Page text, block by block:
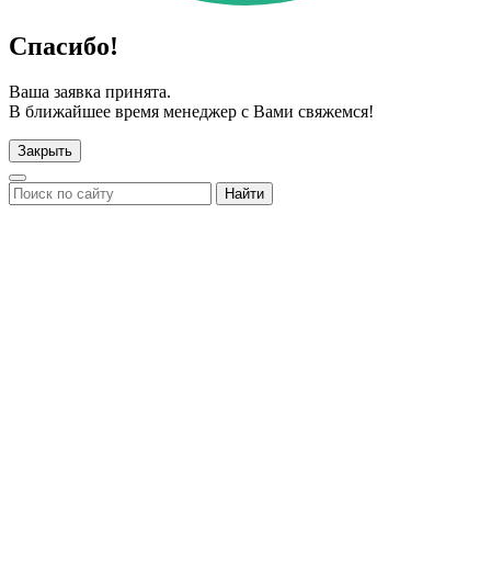
Спасибо!
Ваша заявка принята.
В ближайшее время менеджер с Вами свяжемся!
Закрыть
Найти